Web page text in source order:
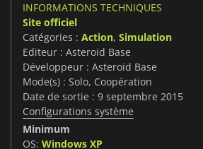
INFORMATIONS TECHNIQUES
Site officiel
Catégories : Action, Simulation
Editeur : Asteroid Base
Développeur : Asteroid Base
Mode(s) : Solo, Coopération
Date de sortie : 9 septembre 2015
Configurations système
Minimum
OS: Windows XP